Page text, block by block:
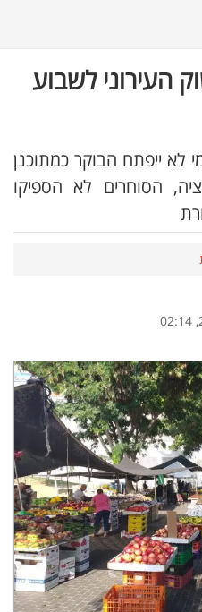
העירוני לשבוע
לא ייפתח הבוקר כמתוכנן
הסוחרים לא הספיקו